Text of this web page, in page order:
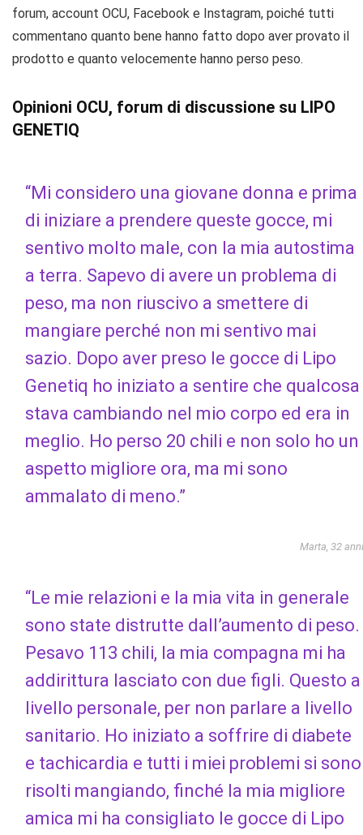
forum, account OCU, Facebook e Instagram, poiché tutti
commentano quanto bene hanno fatto dopo aver provato il
prodotto e quanto velocemente hanno perso peso.
Opinioni OCU, forum di discussione su LIPO
GENETIQ
“Mi considero una giovane donna e prima
di iniziare a prendere queste gocce, mi
sentivo molto male, con la mia autostima
a terra. Sapevo di avere un problema di
peso, ma non riuscivo a smettere di
mangiare perché non mi sentivo mai
sazio. Dopo aver preso le gocce di Lipo
Genetiq ho iniziato a sentire che qualcosa
stava cambiando nel mio corpo ed era in
meglio. Ho perso 20 chili e non solo ho un
aspetto migliore ora, ma mi sono
ammalato di meno.”
Marta, 32 anni
“Le mie relazioni e la mia vita in generale
sono state distrutte dall’aumento di peso.
Pesavo 113 chili, la mia compagna mi ha
addirittura lasciato con due figli. Questo a
livello personale, per non parlare a livello
sanitario. Ho iniziato a soffrire di diabete
e tachicardia e tutti i miei problemi si sono
risolti mangiando, finché la mia migliore
amica mi ha consigliato le gocce di Lipo